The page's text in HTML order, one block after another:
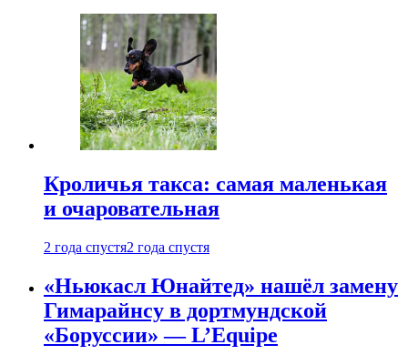
Кроличья такса: самая маленькая
и очаровательная
2 года спустя2 года спустя
«Ньюкасл Юнайтед» нашёл замену
Гимарайнсу в дортмундской
«Боруссии» — L’Equipe